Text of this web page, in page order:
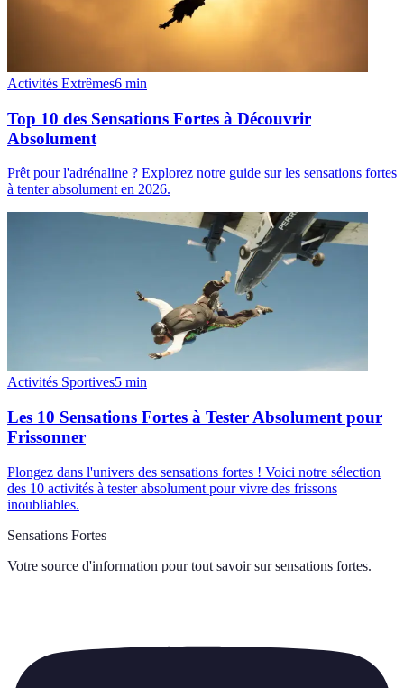
Activités Extrêmes6 min
Top 10 des Sensations Fortes à Découvrir
Absolument
Prêt pour l'adrénaline ? Explorez notre guide sur les sensations fortes
à tenter absolument en 2026.
Activités Sportives5 min
Les 10 Sensations Fortes à Tester Absolument pour
Frissonner
Plongez dans l'univers des sensations fortes ! Voici notre sélection
des 10 activités à tester absolument pour vivre des frissons
inoubliables.
Sensations Fortes
Votre source d'information pour tout savoir sur sensations fortes.